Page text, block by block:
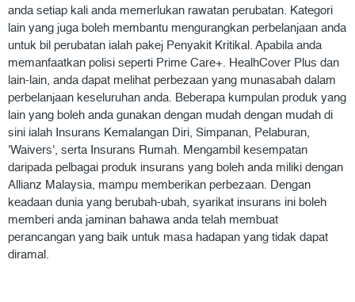
anda setiap kali anda memerlukan rawatan perubatan. Kategori
lain yang juga boleh membantu mengurangkan perbelanjaan anda
untuk bil perubatan ialah pakej Penyakit Kritikal. Apabila anda
memanfaatkan polisi seperti Prime Care+. HealhCover Plus dan
lain-lain, anda dapat melihat perbezaan yang munasabah dalam
perbelanjaan keseluruhan anda. Beberapa kumpulan produk yang
lain yang boleh anda gunakan dengan mudah dengan mudah di
sini ialah Insurans Kemalangan Diri, Simpanan, Pelaburan,
'Waivers', serta Insurans Rumah. Mengambil kesempatan
daripada pelbagai produk insurans yang boleh anda miliki dengan
Allianz Malaysia, mampu memberikan perbezaan. Dengan
keadaan dunia yang berubah-ubah, syarikat insurans ini boleh
memberi anda jaminan bahawa anda telah membuat
perancangan yang baik untuk masa hadapan yang tidak dapat
diramal.